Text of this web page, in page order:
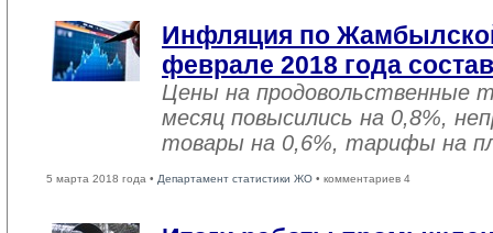
Инфляция по
феврале 2018 года
Цены на продовольственные
месяц повысились на 0,8%,
товары на 0,6%, тарифы на
5 марта 2018 года • Департамент статистики ЖО • комментариев 4